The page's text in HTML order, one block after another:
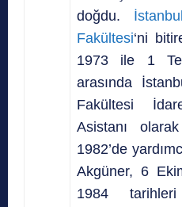
doğdu.
Fakültesi‘ni
1973 ile 1
arasında
Fakültesi
Asistanı
1982’de
Akgüner, 6
1984